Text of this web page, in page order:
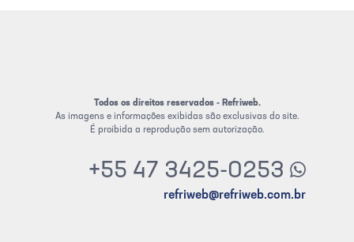
Todos os direitos reservados - Refriweb.
As imagens e informações exibidas são exclusivas do site.
É proibida a reprodução sem autorização.
+55 47 3425-0253
refriweb@refriweb.com.br